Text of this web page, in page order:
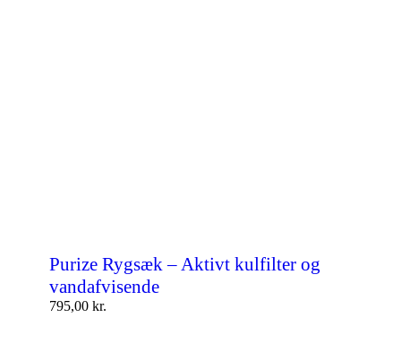
Purize Rygsæk – Aktivt kulfilter og
vandafvisende
795,00 kr.